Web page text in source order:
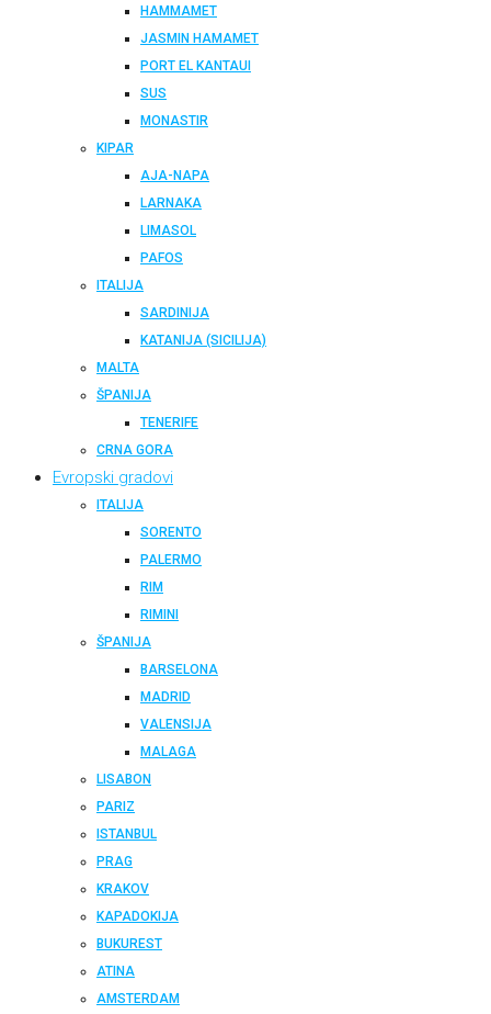
HAMMAMET
JASMIN HAMAMET
PORT EL KANTAUI
SUS
MONASTIR
KIPAR
AJA-NAPA
LARNAKA
LIMASOL
PAFOS
ITALIJA
SARDINIJA
KATANIJA (SICILIJA)
MALTA
ŠPANIJA
TENERIFE
CRNA GORA
Evropski gradovi
ITALIJA
SORENTO
PALERMO
RIM
RIMINI
ŠPANIJA
BARSELONA
MADRID
VALENSIJA
MALAGA
LISABON
PARIZ
ISTANBUL
PRAG
KRAKOV
KAPADOKIJA
BUKUREST
ATINA
AMSTERDAM